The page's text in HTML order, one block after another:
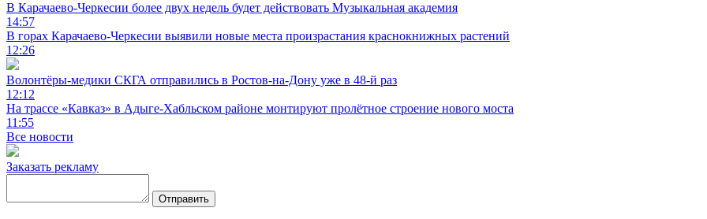
В Карачаево-Черкесии более двух недель будет действовать Музыкальная академия
14:57
В горах Карачаево-Черкесии выявили новые места произрастания краснокнижных растений
12:26
Волонтёры-медики СКГА отправились в Ростов-на-Дону уже в 48-й раз
12:12
На трассе «Кавказ» в Адыге-Хабльском районе монтируют пролётное строение нового моста
11:55
Все новости
Заказать рекламу
Отправить